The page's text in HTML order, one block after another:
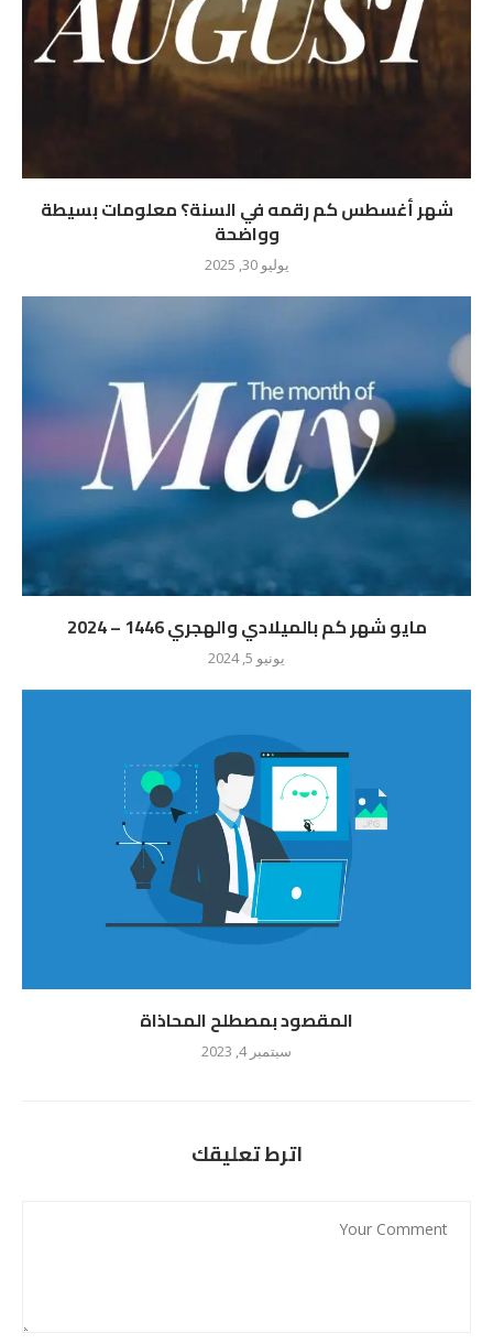
شهر أغسطس كم رقمه في السنة؟ معلومات بسيطة
وواضحة
يوليو 30, 2025
مايو شهر كم بالميلادي والهجري 1446 – 2024
يونيو 5, 2024
المقصود بمصطلح المحاذاة
سبتمبر 4, 2023
اترط تعليقك